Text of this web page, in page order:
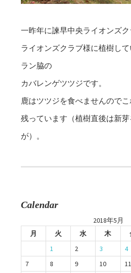
一昨年に諫早中央ライオンズ
ライオンズクラブ様に植樹し
ラン脇の
カバレンゲツツジです。
鹿はツツジを食べませんので
残っています（植樹直後は新
が）。
Calendar
2018年5月
月
火 水 木
1 2 3 4
7
8 9 10 11